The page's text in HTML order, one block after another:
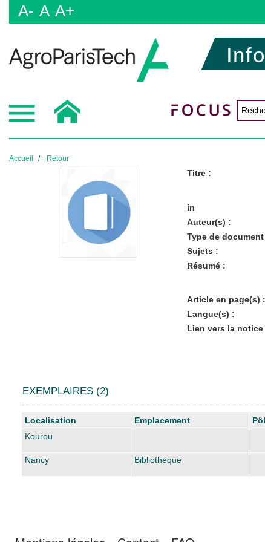
A- A A+
Accueil Retour
Titre :
in
Auteur(s) :
Type de document
Sujets :
Résumé :
Article en page(s) :
Langue(s) :
Lien vers la notice
EXEMPLAIRES (2)
Liste des exemplaires
Localisation Emplacement
Kourou
Nancy
Bibliothèque